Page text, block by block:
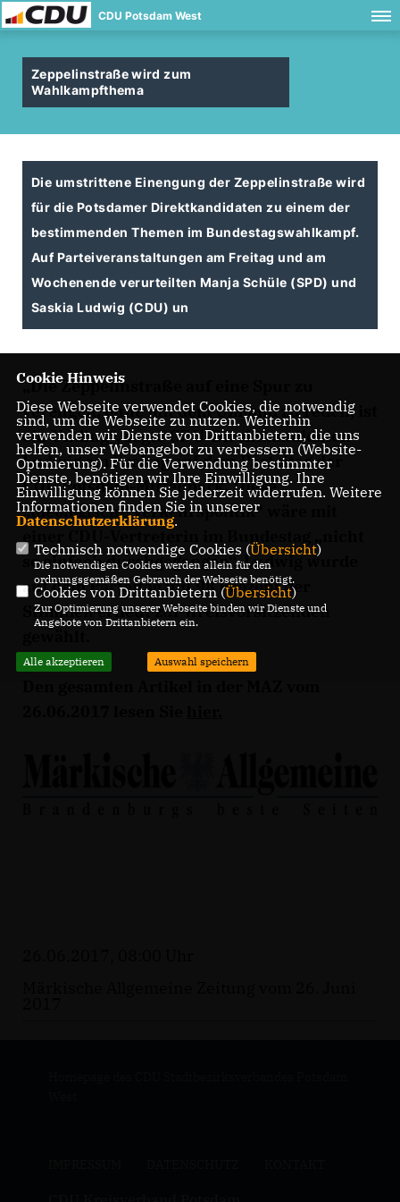
CDU Potsdam West
Zeppelinstraße wird zum
Wahlkampfthema
Die umstrittene Einengung der Zeppelinstraße wird
für die Potsdamer Direktkandidaten zu einem der
bestimmenden Themen im Bundestagswahlkampf.
Auf Parteiveranstaltungen am Freitag und am
Wochenende verurteilten Manja Schüle (SPD) und
Saskia Ludwig (CDU) un
Die Zeppelinstraße auf eine Spur zu
verengen, ohne mit dem Umland zu reden, ist
ein Unding“, sagte CDU-Direktkandidaten
Ludwig am Freitag auf dem Parteitag der
CDU Potsdam-Mittelmark. Diese
ideologische Verkehrspolitik“ wäre mit
so einfach durchgegangen“. Ludwig wurde
auf dem Parteitag mit 98 Prozent der
Stimmen erneut zur Kreisvorsitzenden
Cookie Hinweis
Diese Webseite verwendet Cookies, die notwendig
sind, um die Webseite zu nutzen. Weiterhin
verwenden wir Dienste von Drittanbietern, die uns
helfen, unser Webangebot zu verbessern (Website-
Optmierung). Für die Verwendung bestimmter
Dienste, benötigen wir Ihre Einwilligung. Ihre
Einwilligung können Sie jederzeit widerrufen. Weitere
Informationen finden Sie in unserer
Datenschutzerklärung.
Technisch notwendige Cookies (Übersicht)
Die notwendigen Cookies werden allein für den
ordnungsgemäßen Gebrauch der Webseite benötigt.
Cookies von Drittanbietern (Übersicht)
Zur Optimierung unserer Webseite binden wir Dienste und
Angebote von Drittanbietern ein.
Alle akzeptieren Auswahl speichern